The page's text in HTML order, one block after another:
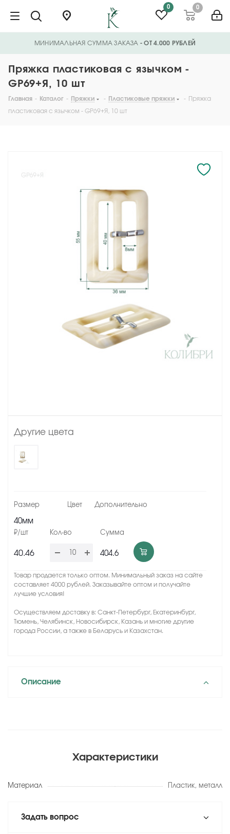
0 0
МИНИМАЛЬНАЯ СУММА ЗАКАЗА - ОТ 4.000 РУБЛЕЙ
Пряжка пластиковая с язычком -
GP69+Я, 10 шт
Главная - Каталог - Пряжки - Пластиковые пряжки - Пряжка
пластиковая с язычком - GP69+Я, 10 шт
Другие цвета
40мм
40.46 404.6
Товар продается только оптом. Минимальный заказ на сайте
составляет 4000 рублей. Заказывайте оптом и получайте
лучшие условия!
Осуществляем доставку в: Санкт-Петербург, Екатеринбург,
Тюмень, Челябинск, Новосибирск, Казань и многие другие
города России, а также в Беларусь и Казахстан.
Описание
Характеристики
Материал Пластик, металл
Задать вопрос